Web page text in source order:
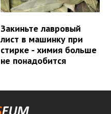
Закиньте лавровый
лист в машинку при
стирке - химия больше
не понадобится